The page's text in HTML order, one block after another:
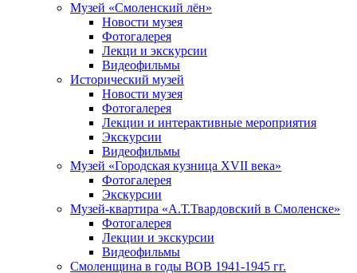
Музей «Смоленский лён»
Новости музея
Фотогалерея
Лекци и экскурсии
Видеофильмы
Исторический музей
Новости музея
Фотогалерея
Лекции и интерактивные мероприятия
Экскурсии
Видеофильмы
Музей «Городская кузница XVII века»
Фотогалерея
Экскурсии
Музей-квартира «А.Т.Твардовский в Смоленске»
Фотогалерея
Лекции и экскурсии
Видеофильмы
Смоленщина в годы ВОВ 1941-1945 гг.